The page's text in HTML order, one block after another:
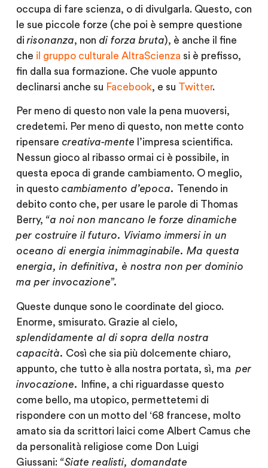
occupa di fare scienza, o di divulgarla. Questo, con
le sue piccole forze (che poi è sempre questione
di risonanza, non di forza bruta), è anche il fine
che il gruppo culturale AltraScienza si è prefisso,
fin dalla sua formazione. Che vuole appunto
declinarsi anche su Facebook, e su Twitter.
Per meno di questo non vale la pena muoversi,
credetemi. Per meno di questo, non mette conto
ripensare creativa-mente l’impresa scientifica.
Nessun gioco al ribasso ormai ci è possibile, in
questa epoca di grande cambiamento. O meglio,
in questo cambiamento d’epoca.
Tenendo in
debito conto che, per usare le parole di Thomas
Berry, “a noi non mancano le forze dinamiche
per costruire il futuro. Viviamo immersi in un
oceano di energia inimmaginabile. Ma questa
energia, in definitiva, è nostra non per dominio
ma per invocazione”.
Queste dunque sono le coordinate del gioco.
Enorme, smisurato. Grazie al cielo,
splendidamente al di sopra della nostra
capacità. Così che sia più dolcemente chiaro,
appunto, che tutto è alla nostra portata, sì, ma per
invocazione.
Infine, a chi riguardasse questo
come bello, ma utopico, permettetemi di
rispondere con un motto del ‘68 francese, molto
amato sia da scrittori laici come Albert Camus che
da personalità religiose come Don Luigi
Giussani: “Siate realisti, domandate